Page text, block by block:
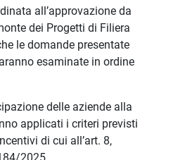
all’approvazione da
dei Progetti di Filiera
le domande presentate
esaminate in ordine
delle aziende alla
applicati i criteri previsti
di cui all’art. 8,